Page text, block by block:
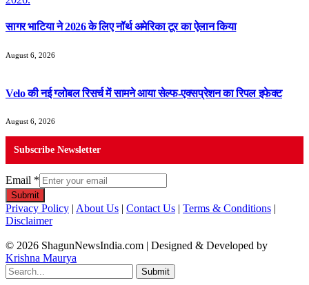
सागर भाटिया ने 2026 के लिए नॉर्थ अमेरिका टूर का ऐलान किया
August 6, 2026
Velo की नई ग्लोबल रिसर्च में सामने आया सेल्फ-एक्सप्रेशन का रिपल इफेक्ट
August 6, 2026
Subscribe Newsletter
Email *
Submit
Privacy Policy | About Us | Contact Us | Terms & Conditions |
Disclaimer
© 2026 ShagunNewsIndia.com | Designed & Developed by
Krishna Maurya
Submit